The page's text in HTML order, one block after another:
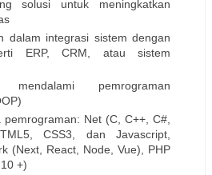
solusi untuk meningkatkan
dalam integrasi sistem dengan
ERP, CRM, atau sistem
pemrograman
Net (C, C++, C#,
CSS3, dan Javascript,
(Next, React, Node, Vue), PHP
+)